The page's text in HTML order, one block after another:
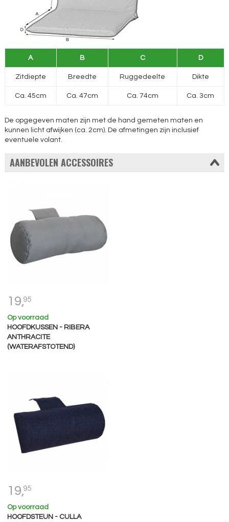
A B C D
Zitdiepte Breedte Ruggedeelte Dikte
Ca. 45cm Ca. 47cm Ca. 74cm Ca. 3cm
De opgegeven maten zijn met de hand gemeten maten en
kunnen licht afwijken (ca. 2cm). De afmetingen zijn inclusief
eventuele volant.
AANBEVOLEN ACCESSOIRES
19,95
Op voorraad
HOOFDKUSSEN - RIBERA
ANTHRACITE
(WATERAFSTOTEND)
19,95
Op voorraad
HOOFDSTEUN - CULLA